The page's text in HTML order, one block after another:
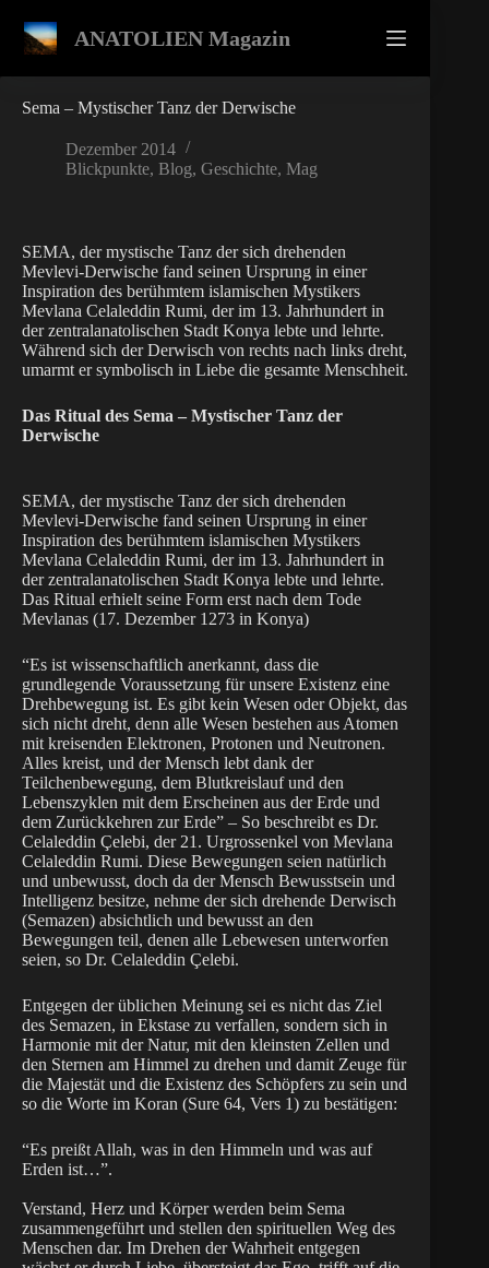
Inhalt
springen
ANATOLIEN Magazin
Sema – Mystischer Tanz der Derwische
Dezember 2014
Blickpunkte, Blog, Geschichte, Mag
SEMA, der mystische Tanz der sich drehenden
Mevlevi-Derwische fand seinen Ursprung in einer
Inspiration des berühmtem islamischen Mystikers
Mevlana Celaleddin Rumi, der im 13. Jahrhundert in
der zentralanatolischen Stadt Konya lebte und lehrte.
Während sich der Derwisch von rechts nach links dreht,
umarmt er symbolisch in Liebe die gesamte Menschheit.
Das Ritual des Sema – Mystischer Tanz der
Derwische
SEMA, der mystische Tanz der sich drehenden
Mevlevi-Derwische fand seinen Ursprung in einer
Inspiration des berühmtem islamischen Mystikers
Mevlana Celaleddin Rumi, der im 13. Jahrhundert in
der zentralanatolischen Stadt Konya lebte und lehrte.
Das Ritual erhielt seine Form erst nach dem Tode
Mevlanas (17. Dezember 1273 in Konya)
“Es ist wissenschaftlich anerkannt, dass die
grundlegende Voraussetzung für unsere Existenz eine
Drehbewegung ist. Es gibt kein Wesen oder Objekt, das
sich nicht dreht, denn alle Wesen bestehen aus Atomen
mit kreisenden Elektronen, Protonen und Neutronen.
Alles kreist, und der Mensch lebt dank der
Teilchenbewegung, dem Blutkreislauf und den
Lebenszyklen mit dem Erscheinen aus der Erde und
dem Zurückkehren zur Erde” – So beschreibt es Dr.
Celaleddin Çelebi, der 21. Urgrossenkel von Mevlana
Celaleddin Rumi. Diese Bewegungen seien natürlich
und unbewusst, doch da der Mensch Bewusstsein und
Intelligenz besitze, nehme der sich drehende Derwisch
(Semazen) absichtlich und bewusst an den
Bewegungen teil, denen alle Lebewesen unterworfen
seien, so Dr. Celaleddin Çelebi.
Entgegen der üblichen Meinung sei es nicht das Ziel
des Semazen, in Ekstase zu verfallen, sondern sich in
Harmonie mit der Natur, mit den kleinsten Zellen und
den Sternen am Himmel zu drehen und damit Zeuge für
die Majestät und die Existenz des Schöpfers zu sein und
so die Worte im Koran (Sure 64, Vers 1) zu bestätigen:
“Es preißt Allah, was in den Himmeln und was auf
Erden ist…”.
Verstand, Herz und Körper werden beim Sema
zusammengeführt und stellen den spirituellen Weg des
Menschen dar. Im Drehen der Wahrheit entgegen